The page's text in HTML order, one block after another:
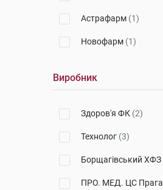
Астрафарм (1)
Новофарм (1)
Виробник
Здоров'я ФК (2)
Технолог (3)
Борщагівський ХФЗ
ПРО. МЕД. ЦС Прага